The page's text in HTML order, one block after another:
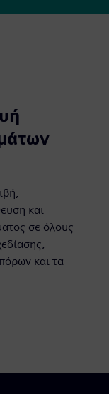
και
σε όλους
και τα